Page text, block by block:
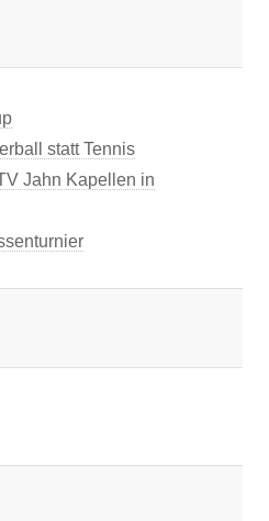
statt Tennis
Jahn Kapellen in